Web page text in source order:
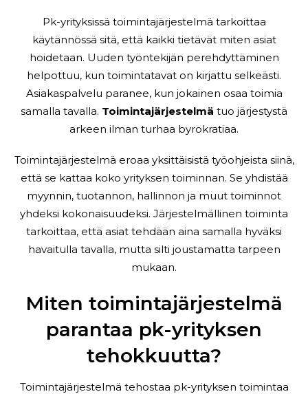
Pk-yrityksissä toimintajärjestelmä tarkoittaa
käytännössä sitä, että kaikki tietävät miten asiat
hoidetaan. Uuden työntekijän perehdyttäminen
helpottuu, kun toimintatavat on kirjattu selkeästi.
Asiakaspalvelu paranee, kun jokainen osaa toimia
samalla tavalla. Toimintajärjestelmä tuo järjestystä
arkeen ilman turhaa byrokratiaa.
Toimintajärjestelmä eroaa yksittäisistä työohjeista siinä,
että se kattaa koko yrityksen toiminnan. Se yhdistää
myynnin, tuotannon, hallinnon ja muut toiminnot
yhdeksi kokonaisuudeksi. Järjestelmällinen toiminta
tarkoittaa, että asiat tehdään aina samalla hyväksi
havaitulla tavalla, mutta silti joustamatta tarpeen
mukaan.
Miten toimintajärjestelmä
parantaa pk-yrityksen
tehokkuutta?
Toimintajärjestelmä tehostaa pk-yrityksen toimintaa